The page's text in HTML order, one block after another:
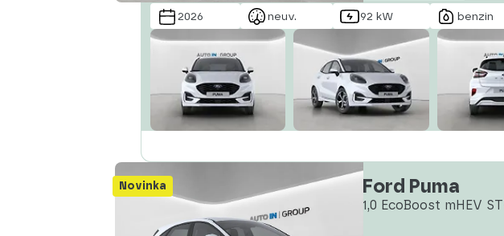
2026 neuv. 92 kW benzin
Novinka Ford Puma
1,0 EcoBoost mHEV